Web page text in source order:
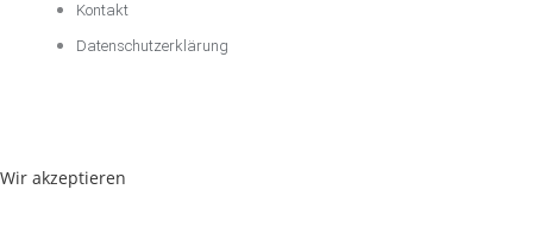
Kontakt
Datenschutzerklärung
Wir akzeptieren